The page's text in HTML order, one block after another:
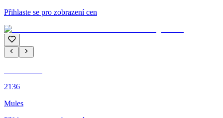
Přihlaste se pro zobrazení cen
2136
Mules